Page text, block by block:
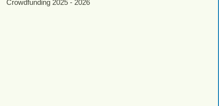
Crowdfunding 2025 - 2026